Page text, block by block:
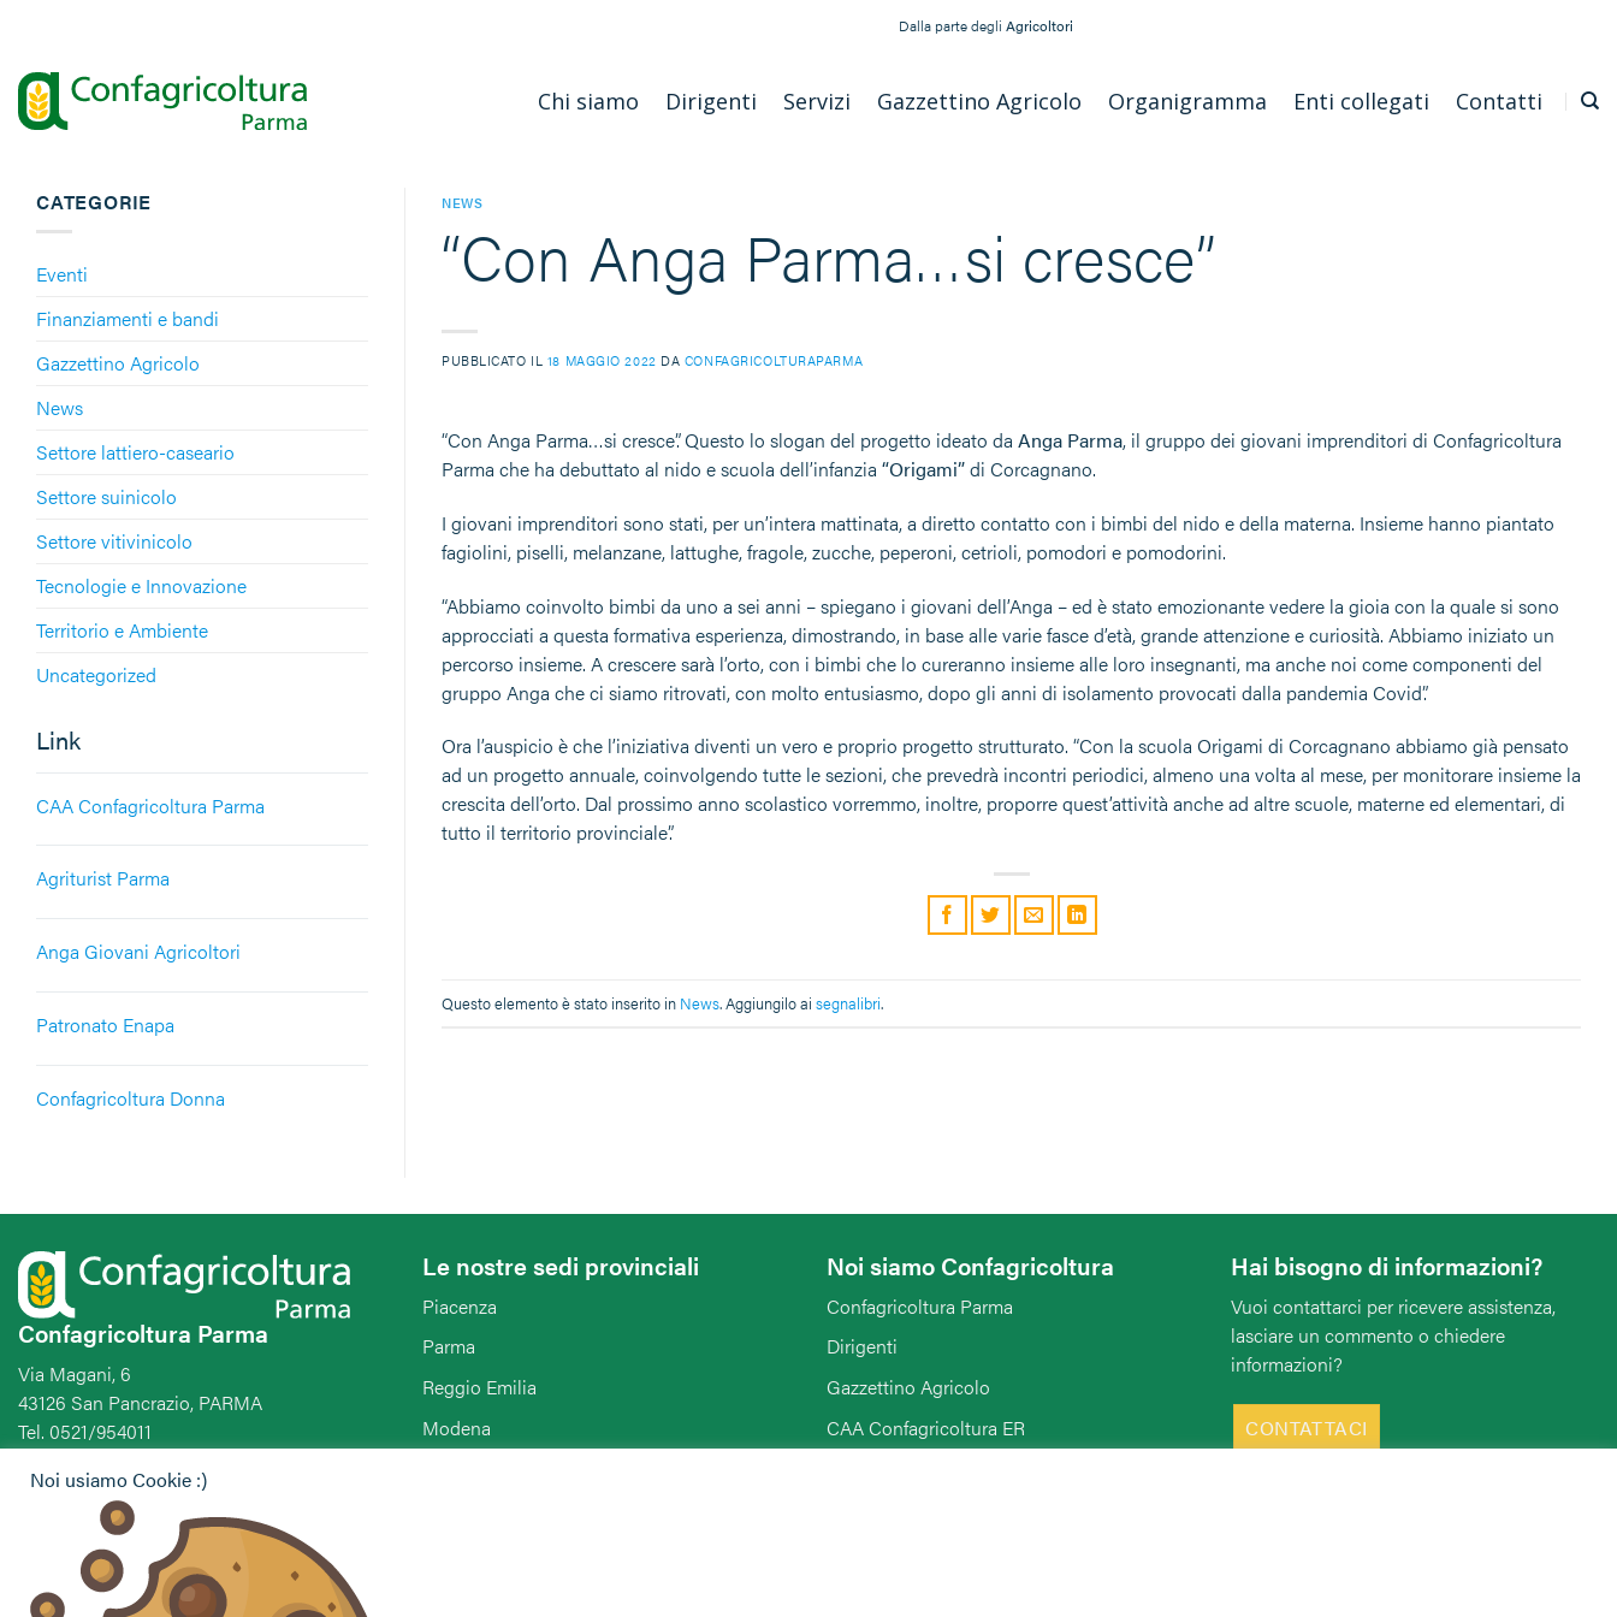
contenuti
Dalla parte degli Agricoltori
Chi siamo Dirigenti Servizi Gazzettino Agricolo Organigramma Enti collegati Contatti
CATEGORIE
Eventi
Finanziamenti e bandi
Gazzettino Agricolo
News
Settore lattiero-caseario
Settore suinicolo
Settore vitivinicolo
Tecnologie e Innovazione
Territorio e Ambiente
Uncategorized
Link
CAA Confagricoltura Parma
Agriturist Parma
Anga Giovani Agricoltori
Patronato Enapa
Confagricoltura Donna
NEWS
“Con Anga Parma…si cresce”
PUBBLICATO IL 18 MAGGIO 2022 DA CONFAGRICOLTURAPARMA
“Con Anga Parma…si cresce”. Questo lo slogan del progetto ideato da Anga Parma, il gruppo dei giovani imprenditori di Confagricoltura
Parma che ha debuttato al nido e scuola dell’infanzia “Origami”di Corcagnano.
I giovani imprenditori sono stati, per un’intera mattinata, a diretto contatto con i bimbi del nido e della materna. Insieme hanno piantato
fagiolini, piselli, melanzane, lattughe, fragole, zucche, peperoni, cetrioli, pomodori e pomodorini.
“Abbiamo coinvolto bimbi da uno a sei anni – spiegano i giovani dell’Anga – ed è stato emozionante vedere la gioia con la quale si sono
approcciati a questa formativa esperienza, dimostrando, in base alle varie fasce d’età, grande attenzione e curiosità. Abbiamo iniziato un
percorso insieme. A crescere sarà l’orto, con i bimbi che lo cureranno insieme alle loro insegnanti, ma anche noi come componenti del
gruppo Anga che ci siamo ritrovati, con molto entusiasmo, dopo gli anni di isolamento provocati dalla pandemia Covid”.
Ora l’auspicio è che l’iniziativa diventi un vero e proprio progetto strutturato. “Con la scuola Origami di Corcagnano abbiamo già pensato
ad un progetto annuale, coinvolgendo tutte le sezioni, che prevedrà incontri periodici, almeno una volta al mese, per monitorare insieme la
crescita dell’orto. Dal prossimo anno scolastico vorremmo, inoltre, proporre quest’attività anche ad altre scuole, materne ed elementari, di
tutto il territorio provinciale”.
Questo elemento è stato inserito in News. Aggiungilo ai segnalibri.
Confagricoltura Parma
Via Magani, 6
43126 San Pancrazio, PARMA
Tel. 0521/954011
E-mail: parma@confagricoltura.it
PEC: upaparma@legalmail.it
Le nostre sedi provinciali
Piacenza
Parma
Reggio Emilia
Modena
Noi siamo Confagricoltura
Confagricoltura Parma
Dirigenti
Gazzettino Agricolo
CAA Confagricoltura ER
Hai bisogno di informazioni?
Vuoi contattarci per ricevere assistenza,
lasciare un commento o chiedere
informazioni?
CONTATTACI
Noi usiamo Cookie :)